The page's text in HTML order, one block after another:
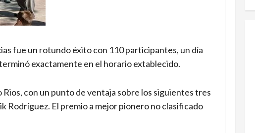
fue un rotundo éxito con 110 participantes, un día
exactamente en el horario extablecido.
con un punto de ventaja sobre los siguientes tres
Rodríguez. El premio a mejor pionero no clasificado